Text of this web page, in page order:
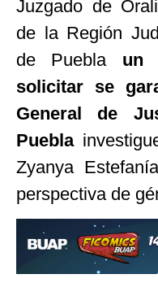
Juzgado de
de la Región
de Puebla
solicitar se
General de
Puebla
Zyanya
perspectiva de